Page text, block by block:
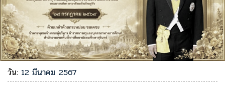
วัน:12 มีนาคม 2567